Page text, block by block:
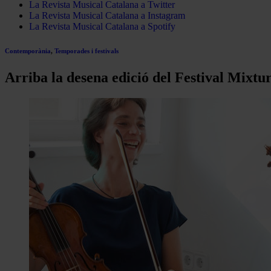
La Revista Musical Catalana a Twitter
La Revista Musical Catalana a Instagram
La Revista Musical Catalana a Spotify
Contemporània, Temporades i festivals
Arriba la desena edició del Festival